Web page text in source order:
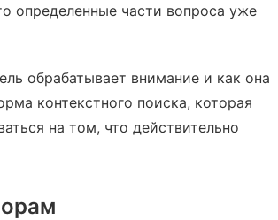
определенные части вопроса уже
обрабатывает внимание и как она
контекстного поиска, которая
на том, что действительно